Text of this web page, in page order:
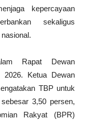
kepercayaan
sekaligus
Rapat Dewan
Ketua Dewan
TBP untuk
3,50 persen,
Rakyat (BPR)